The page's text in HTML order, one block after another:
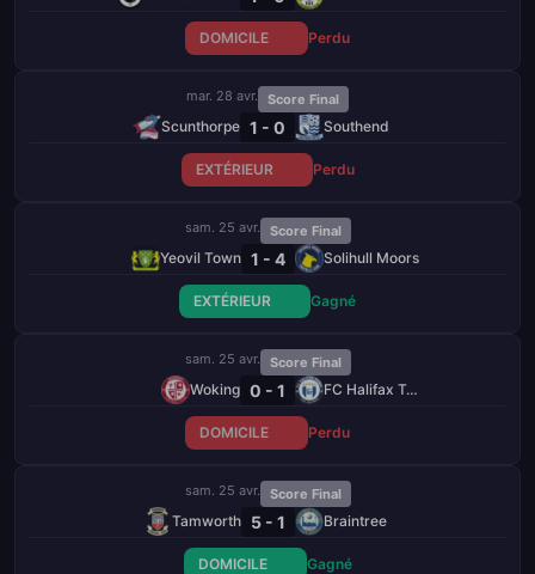
DOMICILE Perdu
mar. 28 avr. Score Final
Scunthorpe 1 - 0 Southend
EXTÉRIEUR Perdu
sam. 25 avr. Score Final
Yeovil Town 1 - 4 Solihull Moors
EXTÉRIEUR Gagné
sam. 25 avr. Score Final
Woking 0 - 1 FC Halifax Town
DOMICILE Perdu
sam. 25 avr. Score Final
Tamworth 5 - 1 Braintree
DOMICILE Gagné